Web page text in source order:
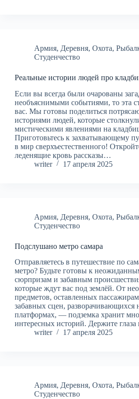
Армия, Деревня, Охота,
Студенчество
Реальные истории людей про
Если вы всегда были очарованы
необъяснимыми событиями, то эта
вас. Мы готовы поделиться
историями людей, которые
мистическими явлениями на
Приготовьтесь к захватывающему
в мир сверхъестественного!
леденящие кровь рассказы…
writer
17 апреля 2025
Армия, Деревня, Охота,
Студенчество
Подслушано метро самара
Отправляетесь в путешествие по
метро? Будьте готовы к
сюрпризам и забавным
которые ждут вас под землёй. От
предметов, оставленных
забавных сцен, разворачивающихся
платформах, — подземка хранит
интересных историй. Держите
writer
17 апреля 2025
Армия, Деревня, Охота,
Студенчество